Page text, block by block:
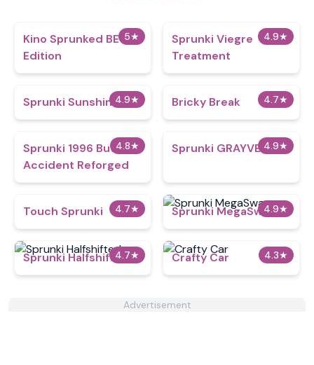
5★
Kino Sprunked BE
Edition
4.9★
Sprunki Viegre
Treatment
4.9★
Sprunki Sunshine Isle 4.7★
Bricky Break
4.8★
Sprunki 1996 But
Accident Reforged
4.9★
Sprunki GRAYVERSAL
4.7★
Touch Sprunki 4.9★
Sprunki MegaSwap
4.7★
Sprunki Halfshifted 4.3★
Crafty Car
Advertisement